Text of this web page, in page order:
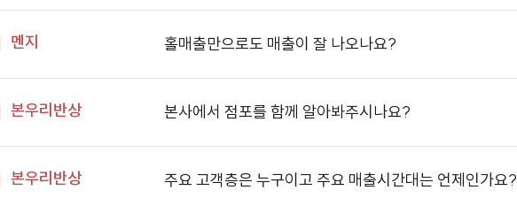
멘지 홀매출만으로도 매출이 잘 나오나요?
본우리반상 본사에서 점포를 함께 알아봐주시나요?
본우리반상 주요 고객층은 누구이고 주요 매출시간대는 언제인가요?